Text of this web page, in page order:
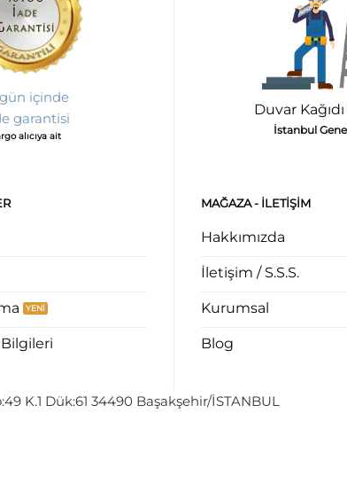
içinde
garantisi
alıcıya ait
Duvar
İstanbul
MAĞAZA - ILETIŞIM
Hakkımızda
İletişim / S.S.S.
Kurumsal
Blog
K.1 Dük:61 34490 Başakşehir/İSTANBUL